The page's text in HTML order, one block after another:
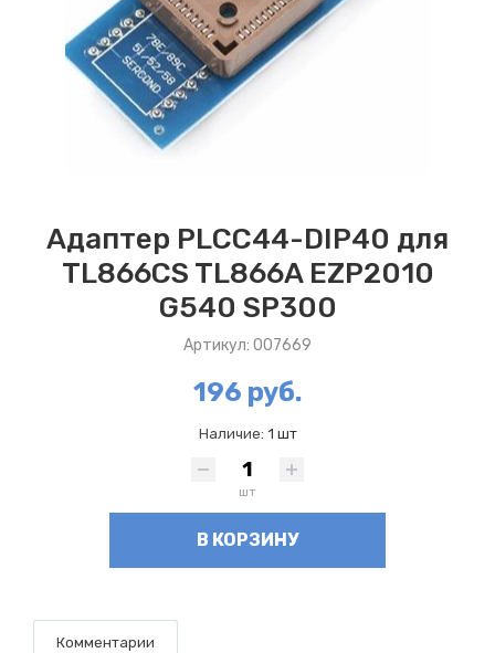
Адаптер PLCC44-DIP40 для
TL866CS TL866A EZP2010
G540 SP300
Артикул: 007669
196 руб.
Наличие: 1 шт
шт
В КОРЗИНУ
Комментарии